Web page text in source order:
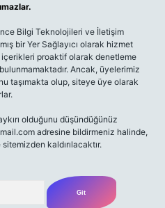
Bilgi Teknolojileri ve İletişim
bir Yer Sağlayıcı olarak hizmet
proaktif olarak denetleme
Ancak, üyelerimiz
taşımakta olup, siteye üye olarak
olduğunu düşündüğünüz
adresine bildirmeniz halinde,
kaldırılacaktır.